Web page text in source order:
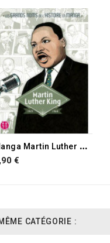
M
anga Martin Luther King
€
CATÉGORIE :